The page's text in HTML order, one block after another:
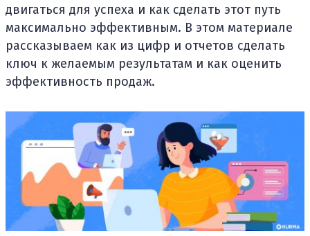
двигаться для успеха и как сделать этот путь
максимально эффективным. В этом материале
рассказываем как из цифр и отчетов сделать
ключ к желаемым результатам и как оценить
эффективность продаж.